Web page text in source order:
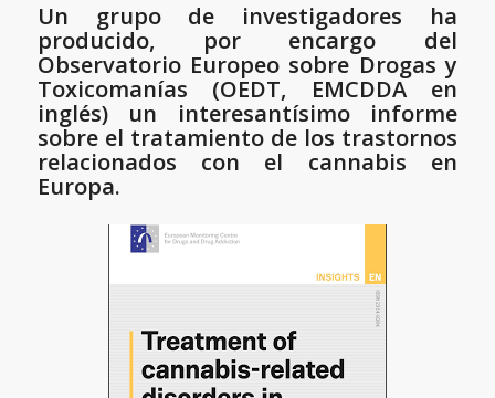
Un grupo de investigadores ha
producido, por encargo del
Observatorio Europeo sobre Drogas y
Toxicomanías (OEDT, EMCDDA en
inglés) un interesantísimo informe
sobre el tratamiento de los trastornos
relacionados con el cannabis en
Europa.